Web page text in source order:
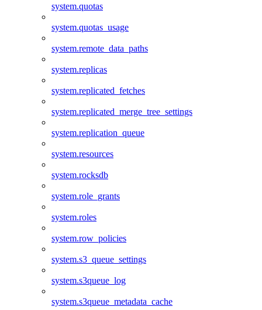
system.quotas
system.quotas_usage
system.remote_data_paths
system.replicas
system.replicated_fetches
system.replicated_merge_tree_settings
system.replication_queue
system.resources
system.rocksdb
system.role_grants
system.roles
system.row_policies
system.s3_queue_settings
system.s3queue_log
system.s3queue_metadata_cache